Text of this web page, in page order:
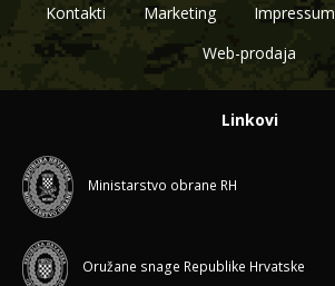
Kontakti Marketing Impressum
Web-prodaja
Linkovi
Ministarstvo obrane RH
Oružane snage Republike Hrvatske